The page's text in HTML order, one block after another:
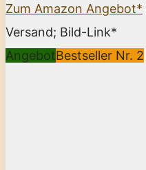
Zum Amazon Angebot*
Versand; Bild-Link*
AngebotBestseller Nr. 2